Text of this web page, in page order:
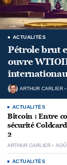
ACTUALITÉS
Pétrole brut
ouvre
ARTHUR CARLIER
ACTUALITÉS
Bitcoin : Entre
sécurité
2
ARTHUR CARLIER
ACTUALITÉS